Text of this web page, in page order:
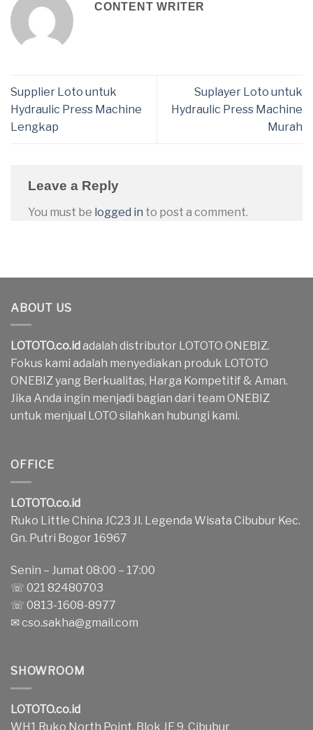
CONTENT WRITER
Supplier Loto untuk
Hydraulic Press Machine
Lengkap
Suplayer Loto untuk
Hydraulic Press Machine
Murah
Leave a Reply
You must be logged in to post a comment.
ABOUT US
LOTOTO.co.id adalah distributor LOTOTO ONEBIZ.
Fokus kami adalah menyediakan produk LOTOTO
ONEBIZ yang Berkualitas, Harga Kompetitif & Aman.
Jika Anda ingin menjadi bagian dari team ONEBIZ
untuk menjual LOTO silahkan hubungi kami.
OFFICE
LOTOTO.co.id
Ruko Little China JC23 Jl. Legenda Wisata Cibubur Kec.
Gn. Putri Bogor 16967
Senin – Jumat 08:00 – 17:00
☏ 021 82480703
☏ 0813-1608-8977
✉cso.sakha@gmail.com
SHOWROOM
LOTOTO.co.id
WH1 Ruko North Point, Blok JE 9, Cibubur